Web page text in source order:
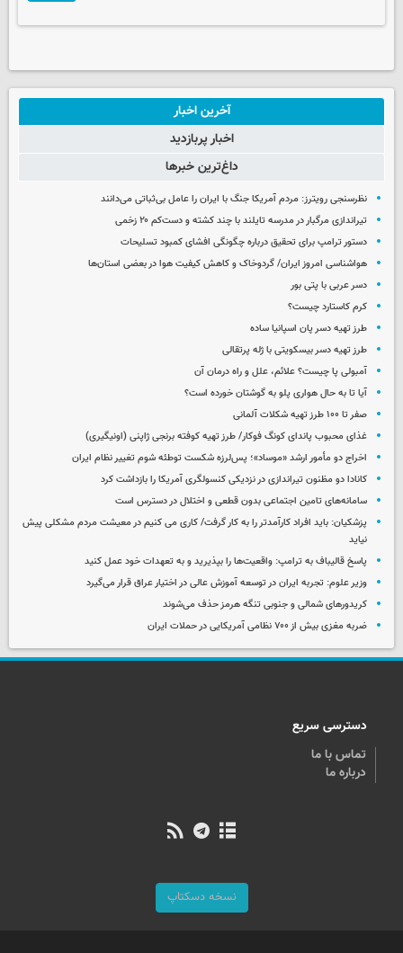
آخرین اخبار
اخبار پربازدید
داغ‌ترین خبرها
نظرسنجی رویترز: مردم آمریکا جنگ با ایران را عامل بی‌ثباتی می‌دانند
تیراندازی مرگبار در مدرسه‌ تایلند با چند کشته و دست‌کم ۲۰ زخمی
دستور ترامپ برای تحقیق درباره چگونگی افشای کمبود تسلیحات
هواشناسی امروز ایران/ گردوخاک و کاهش کیفیت هوا در بعضی استان‌ها
دسر عربی با پتی بور
کرم کاستارد چیست؟
طرز تهیه دسر پان اسپانیا ساده
طرز تهیه دسر بیسکویتی با ژله پرتقالی
آمبولی پا چیست؟ علائم، علل و راه درمان آن
آیا تا به حال هواری پلو به گوشتان خورده است؟
صفر تا ۱۰۰ طرز تهیه شکلات آلمانی
غذای محبوب پاندای کونگ فوکار/ طرز تهیه کوفته برنجی ژاپنی (اونیگیری)
اخراج دو مأمور ارشد «موساد»؛ پس‌لرزه شکست توطئه شوم تغییر نظام ایران
کانادا دو مظنون تیراندازی در نزدیکی کنسولگری آمریکا را بازداشت کرد
سامانه‌های تامین اجتماعی بدون قطعی و اختلال در دسترس است
پزشکیان: باید افراد کارآمدتر را به کار گرفت/ کاری می کنیم در معیشت مردم مشکلی پیش
نیاید
پاسخ قالیباف به ترامپ: واقعیت‌ها را بپذیرید و به تعهدات خود عمل کنید
وزیر علوم: تجربه ایران در توسعه آموزش عالی در اختیار عراق قرار می‌گیرد
کریدورهای شمالی و جنوبی تنگه هرمز حذف می‌شوند
ضربه مغزی بیش از ۷۰۰ نظامی آمریکایی در حملات ایران
دسترسی سریع
تماس با ما
درباره ما
نسخه دسکتاپ